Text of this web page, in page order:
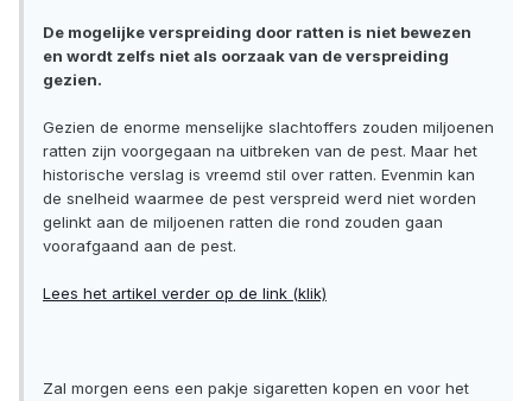
De mogelijke verspreiding door ratten is niet bewezen
en wordt zelfs niet als oorzaak van de verspreiding
gezien.
Gezien de enorme menselijke slachtoffers zouden miljoenen
ratten zijn voorgegaan na uitbreken van de pest. Maar het
historische verslag is vreemd stil over ratten. Evenmin kan
de snelheid waarmee de pest verspreid werd niet worden
gelinkt aan de miljoenen ratten die rond zouden gaan
voorafgaand aan de pest.
Lees het artikel verder op de link (klik)
Zal morgen eens een pakje sigaretten kopen en voor het